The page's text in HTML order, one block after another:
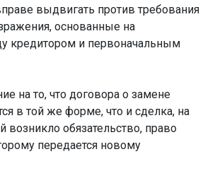
выдвигать против требования
основанные на
кредитором и первоначальным
на то, что договора о замене
в той же форме, что и сделка, на
возникло обязательство, право
передается новому